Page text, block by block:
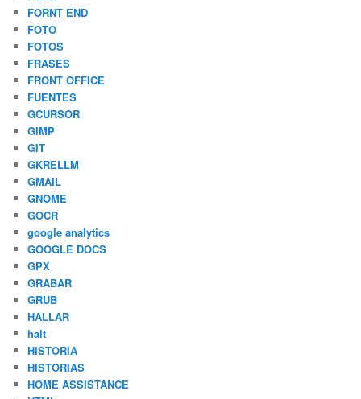
FORNT END
FOTO
FOTOS
FRASES
FRONT OFFICE
FUENTES
GCURSOR
GIMP
GIT
GKRELLM
GMAIL
GNOME
GOCR
google analytics
GOOGLE DOCS
GPX
GRABAR
GRUB
HALLAR
halt
HISTORIA
HISTORIAS
HOME ASSISTANCE